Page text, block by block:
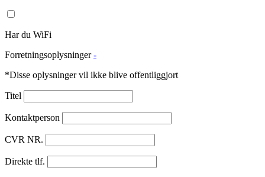
Har du WiFi
Forretningsoplysninger -
*Disse oplysninger vil ikke blive offentliggjort
Titel
Kontaktperson
CVR NR.
Direkte tlf.